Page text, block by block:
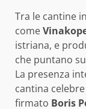
Tra le cantine
come
istriana, e
che puntano
La presenza
cantina
firmato Boris